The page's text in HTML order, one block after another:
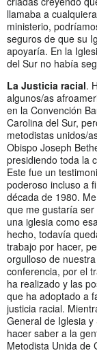
llamaba a
ministerio,
seguros de que su
apoyaría. En la
del Sur no había
La Justicia racial.
algunos/as
en la Convención
Carolina del Sur,
metodistas unidos/
Obispo Joseph
presidiendo toda la
Este fue un
poderoso incluso a
década de 1980.
que me gustaría
una iglesia como
hecho, todavía
trabajo por hacer,
orgulloso de nuestra
conferencia, por el
ha realizado y las
que ha adoptado a
justicia racial.
General de Iglesia
hacer saber a la
Metodista Unida de